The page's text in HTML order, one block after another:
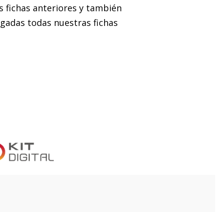
fichas anteriores y también
todas nuestras fichas